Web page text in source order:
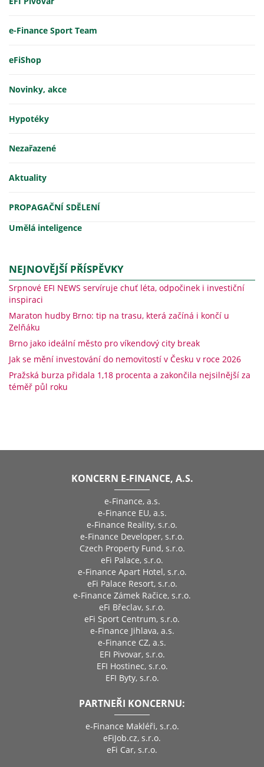
e-Finance Sport Team
eFiShop
Novinky, akce
Hypotéky
Nezařazené
Aktuality
PROPAGAČNÍ SDĚLENÍ
Umělá inteligence
NEJNOVĚJŠÍ PŘÍSPĚVKY
Srpnové EFI NEWS servíruje chuť léta, odpočinek i investiční
inspiraci
Maraton hudby Brno: tip na trasu, která začíná i končí u
Zelňáku
Brno jako ideální město pro víkendový city break
Jak se mění investování do nemovitostí v Česku v roce 2026
Pražská burza přidala 1,18 procenta a zakončila nejsilnější za
téměř půl roku
KONCERN E-FINANCE, A.S.
e-Finance, a.s.
e-Finance EU, a.s.
e-Finance Reality, s.r.o.
e-Finance Developer, s.r.o.
Czech Property Fund, s.r.o.
eFi Palace, s.r.o.
e-Finance Apart Hotel, s.r.o.
eFi Palace Resort, s.r.o.
e-Finance Zámek Račice, s.r.o.
eFi Břeclav, s.r.o.
eFi Sport Centrum, s.r.o.
e-Finance Jihlava, a.s.
e-Finance CZ, a.s.
EFI Pivovar, s.r.o.
EFI Hostinec, s.r.o.
EFI Byty, s.r.o.
PARTNEŘI KONCERNU:
e-Finance Makléři, s.r.o.
eFiJob.cz, s.r.o.
eFi Car, s.r.o.